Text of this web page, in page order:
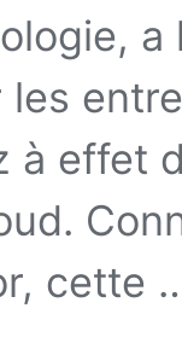
a
à effet
cette